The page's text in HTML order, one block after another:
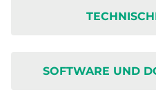
SOFTWARE UND